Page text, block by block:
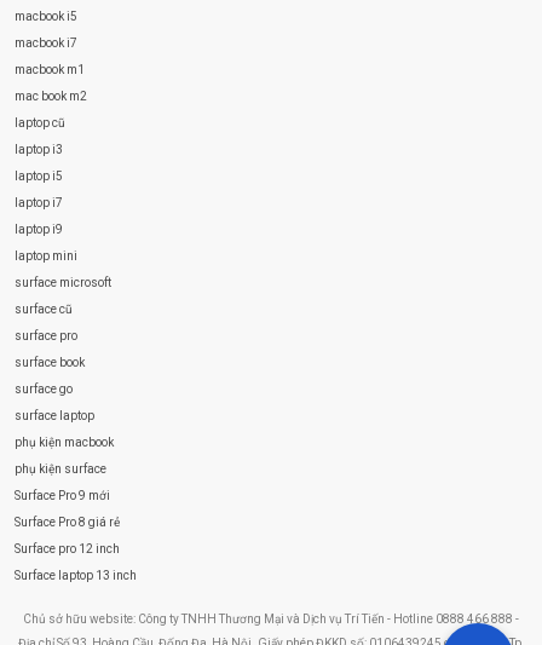
macbook i5
macbook i7
macbook m1
mac book m2
laptop cũ
laptop i3
laptop i5
laptop i7
laptop i9
laptop mini
surface microsoft
surface cũ
surface pro
surface book
surface go
surface laptop
phụ kiện macbook
phụ kiện surface
Surface Pro 9 mới
Surface Pro 8 giá rẻ
Surface pro 12 inch
Surface laptop 13 inch
Chủ sở hữu website: Công ty TNHH Thương Mại và Dịch vụ Trí Tiến - Hotline 0888 466 888 -